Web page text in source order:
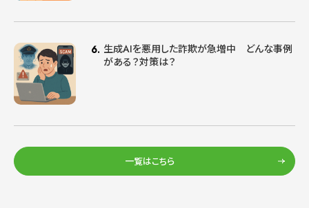
生成AIを悪用した詐欺が急増中 どんな事例
がある？対策は？
一覧はこちら